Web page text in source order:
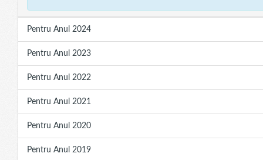
Pentru Anul 2024
Pentru Anul 2023
Pentru Anul 2022
Pentru Anul 2021
Pentru Anul 2020
Pentru Anul 2019